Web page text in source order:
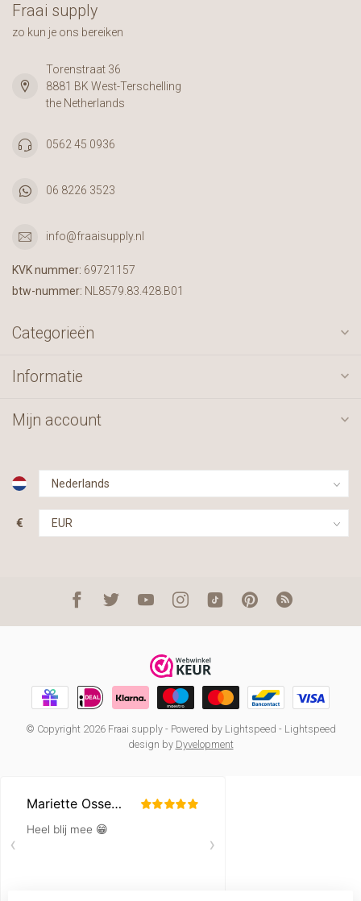
Fraai supply
zo kun je ons bereiken
Torenstraat 36
8881 BK West-Terschelling
the Netherlands
0562 45 0936
06 8226 3523
info@fraaisupply.nl
KVK nummer: 69721157
btw-nummer: NL8579.83.428.B01
Categorieën
Informatie
Mijn account
€
© Copyright 2026 Fraai supply- Powered by Lightspeed - Lightspeed
design by Dyvelopment